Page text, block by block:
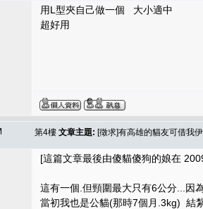
用L型夾自己做一個 大小適中
超好用
第4樓 文章主題: [徵求]有高雄的貓友可借我
[這篇文章最後由傻貓傻狗的娘在
這有一個.但頸圍最大只有6公分...因
當初我也是公貓(那時7個月.3kg) 結